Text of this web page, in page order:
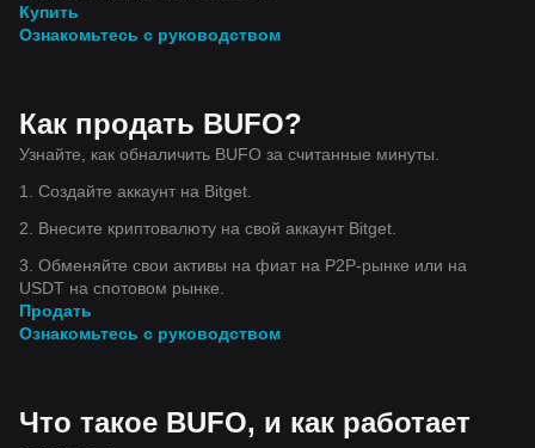
Купить
Ознакомьтесь с руководством
Как продать BUFO?
Узнайте, как обналичить BUFO за считанные минуты.
1. Создайте аккаунт на Bitget.
2. Внесите криптовалюту на свой аккаунт Bitget.
3. Обменяйте свои активы на фиат на P2P-рынке или на
USDT на спотовом рынке.
Продать
Ознакомьтесь с руководством
Что такое BUFO, и как работает